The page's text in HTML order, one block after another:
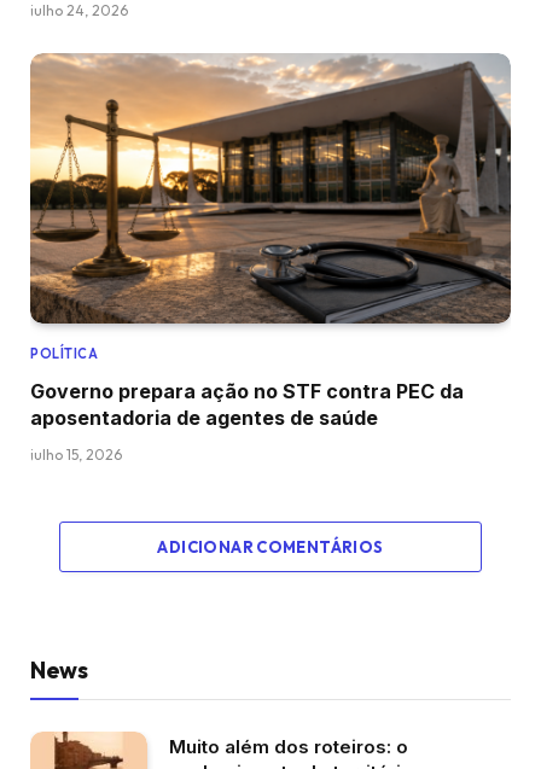
julho 24, 2026
POLÍTICA
Governo prepara ação no STF contra PEC da
aposentadoria de agentes de saúde
julho 15, 2026
ADICIONAR COMENTÁRIOS
News
Muito além dos roteiros: o